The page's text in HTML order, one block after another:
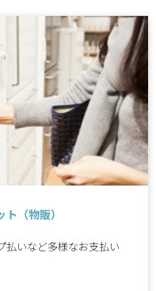
（物販）
払いなど多様なお支払い